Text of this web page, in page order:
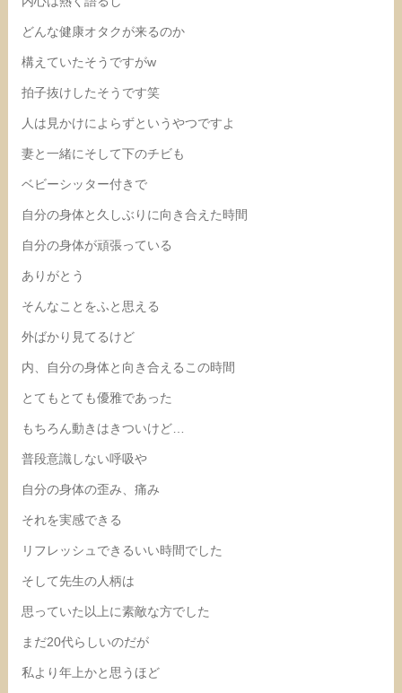
どんな健康オタクが来るのか
構えていたそうですがw
拍子抜けしたそうです笑
人は見かけによらずというやつですよ
妻と一緒にそして下のチビも
ベビーシッター付きで
自分の身体と久しぶりに向き合えた時間
自分の身体が頑張っている
ありがとう
そんなことをふと思える
外ばかり見てるけど
内、自分の身体と向き合えるこの時間
とてもとても優雅であった
もちろん動きはきついけど…
普段意識しない呼吸や
自分の身体の歪み、痛み
それを実感できる
リフレッシュできるいい時間でした
そして先生の人柄は
思っていた以上に素敵な方でした
まだ20代らしいのだが
私より年上かと思うほど